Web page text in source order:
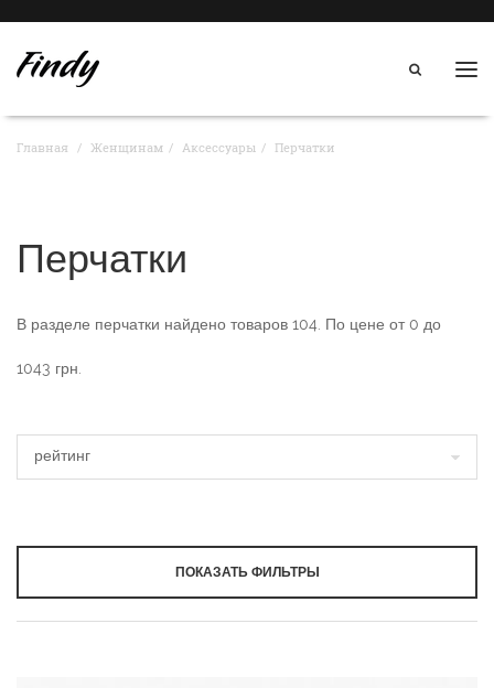
Главная Женщинам Аксессуары Перчатки
Перчатки
В разделе перчатки найдено товаров 104 . По цене от0 до
1043 грн.
ПОКАЗАТЬ ФИЛЬТРЫ